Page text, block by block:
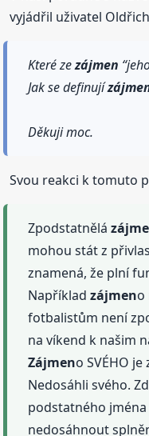
vyjádřil uživatel
Které zezájmen
Jak se definují
Děkuji moc.
Svou reakci k tomuto
Zpodstatnělá
mohou stát z
znamená, že plní
Napříkladzájmeno
fotbalistům není
na víkend k našim
Zájmeno SVÉHO
Nedosáhli svého.
podstatného
nedosáhnout